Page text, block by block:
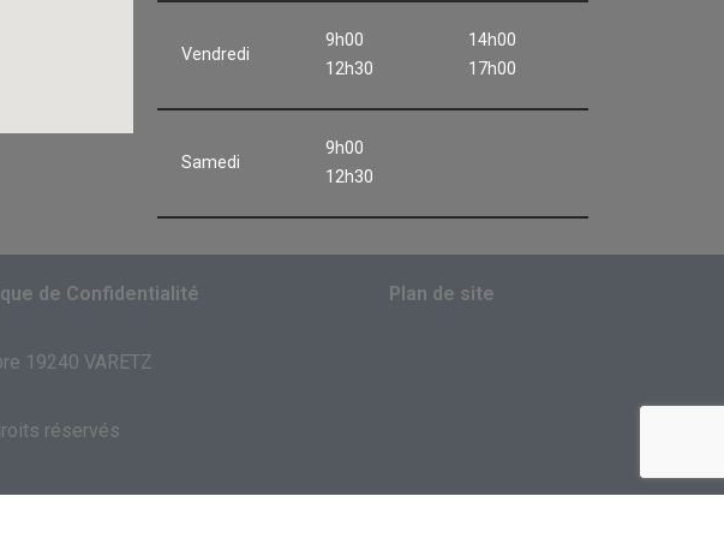
Vendredi
9h00
12h30
14h00
17h00
Samedi
9h00
12h30
de Confidentialité Plan de site
19240 VARETZ
réservés